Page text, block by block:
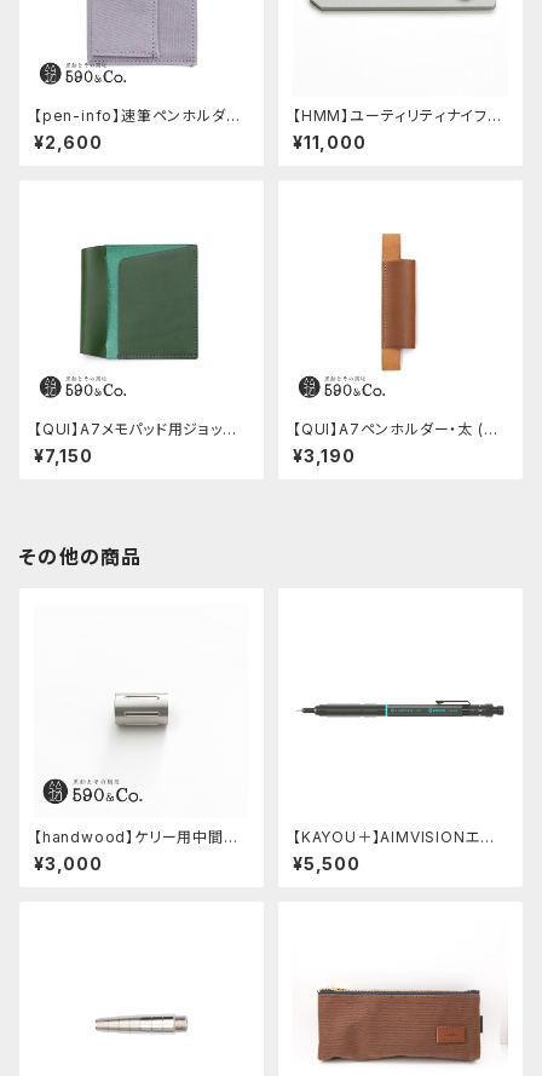
【pen-info】速筆ペンホルダー
A7ノート＆メモ (ペールグレー)
¥2,600
【HMM】ユーティリティナイフ
(シルバー)
¥11,000
【QUI】A7メモパッド用ジョッタ
ー・ブッテーロ (グリーン)
¥7,150
【QUI】A7ペンホルダー・太 (キ
ャメル)
¥3,190
その他の商品
【handwood】ケリー用中間パ
ーツ/カスタムグリップ (縦溝/ス
テンレス)
¥3,000
【KAYOU＋】AIMVISIONエイ
ムビジョン (ストーンブラック)
¥5,500